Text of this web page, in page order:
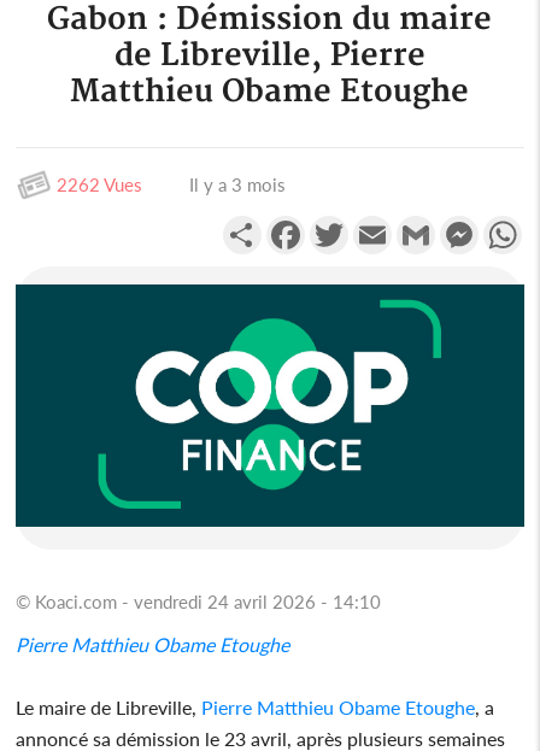
Gabon : Démission du maire
de Libreville, Pierre
Matthieu Obame Etoughe
2262 Vues Il y a 3 mois
PartagerFacebookTwitterEmail Gmail
© Koaci.com - vendredi 24 avril 2026 - 14:10
Pierre Matthieu Obame Etoughe
Le maire de Libreville, Pierre Matthieu Obame Etoughe , a
annoncé sa démission le 23 avril, après plusieurs semaines